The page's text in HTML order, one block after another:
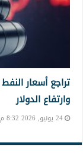
وارتفاع الدولار
24 يونيو, 2026 8:32 م